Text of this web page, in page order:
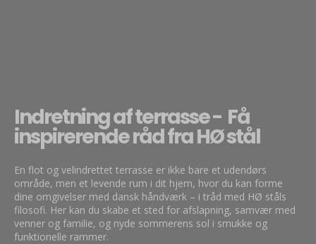
Indretning af terrasse - Få
inspirerende råd fra HØ stål
En flot og velindrettet terrasse er ikke bare et udendørs
område, men et levende rum i dit hjem, hvor du kan forme
dine omgivelser med dansk håndværk – i tråd med HØ ståls
filosofi. Her kan du skabe et sted for afslapning, samvær med
venner og familie, og nyde sommerens sol i smukke og
funktionelle rammer.